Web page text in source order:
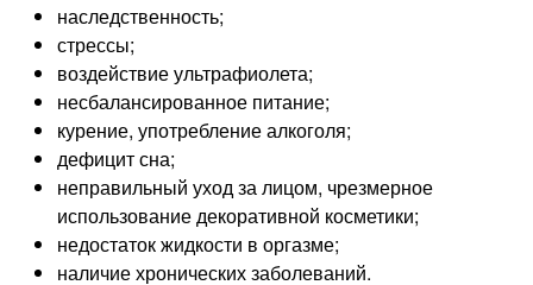
наследственность;
стрессы;
воздействие ультрафиолета;
несбалансированное питание;
курение, употребление алкоголя;
дефицит сна;
неправильный уход за лицом, чрезмерное
использование декоративной косметики;
недостаток жидкости в оргазме;
наличие хронических заболеваний.